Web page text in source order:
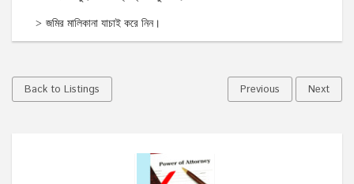
জমির মালিকানা যাচাই করে নিন।
Back to Listings Previous Next